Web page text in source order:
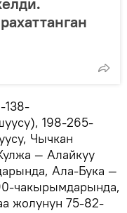
138-
198-265-
Чычкан
— Алайкуу
Ала-Бука —
чакырымдарында,
жолунун 75-82-